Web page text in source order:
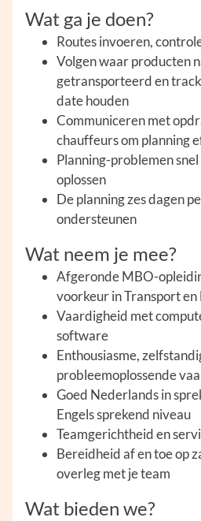
Wat ga je doen?
Routes invoeren,
Volgen waar producten
getransporteerd en
date houden
Communiceren met
chauffeurs om planning
Planning-problemen
oplossen
De planning zes dagen
ondersteunen
Wat neem je mee?
Afgeronde MBO-
voorkeur in Transport en
Vaardigheid met
software
Enthousiasme,
probleemoplossende
Goed Nederlands in
Engels sprekend niveau
Teamgerichtheid en
Bereidheid af en toe op
overleg met je team
Wat bieden we?